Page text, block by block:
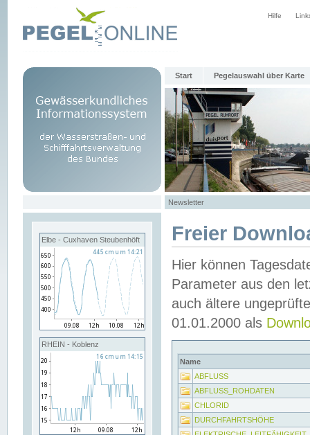
Hilfe
Start Pegelauswahl über Karte
Newsletter
Elbe - Cuxhaven Steubenhöft
RHEIN - Koblenz
Freier
Hier können
Parameter aus den
auch ältere
01.01.2000 als
Name
ABFLUSS
ABFLUSS_ROHDATEN
CHLORID
DURCHFAHRTSHÖHE